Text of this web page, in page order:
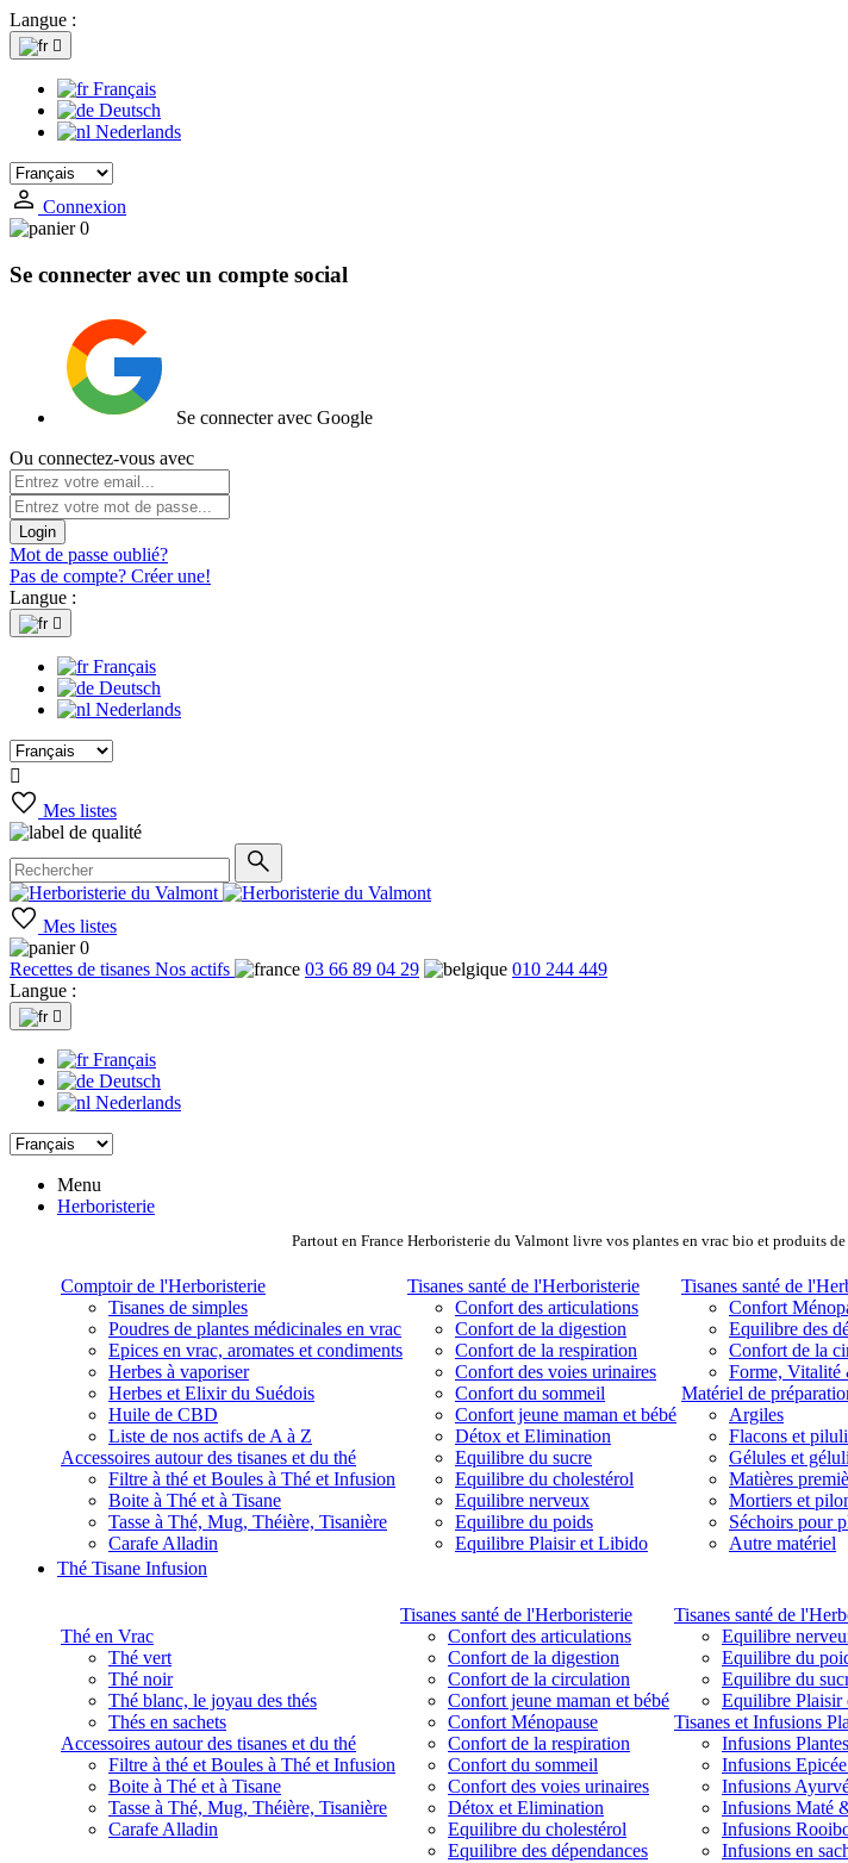
Langue :

Français
Deutsch
Nederlands
Connexion
0
Se connecter avec un compte social
Se connecter avec Google
Ou connectez-vous avec
Login
Mot de passe oublié?
Pas de compte? Créer une!
Langue :

Français
Deutsch
Nederlands

Mes listes
Mes listes
0
Recettes de tisanes Nos actifs 03 66 89 04 29
010 244 449
Langue :

Français
Deutsch
Nederlands
Menu
Herboristerie
Partout en France Herboristerie du Valmont livre vos plantes en vrac bio et produits
Comptoir de l'Herboristerie
Tisanes de simples
Poudres de plantes médicinales en vrac
Epices en vrac, aromates et condiments
Herbes à vaporiser
Herbes et Elixir du Suédois
Huile de CBD
Liste de nos actifs de A à Z
Accessoires autour des tisanes et du thé
Filtre à thé et Boules à Thé et Infusion
Boite à Thé et à Tisane
Tasse à Thé, Mug, Théière, Tisanière
Carafe Alladin
Tisanes santé de l'Herboristerie
Confort des articulations
Confort de la digestion
Confort de la respiration
Confort des voies urinaires
Confort du sommeil
Confort jeune maman et bébé
Détox et Elimination
Equilibre du sucre
Equilibre du cholestérol
Equilibre nerveux
Equilibre du poids
Equilibre Plaisir et Libido
Tisanes santé de
Confort
Equilibre des
Confort de la
Forme, Vitalité
Matériel de
Argiles
Flacons et
Gélules et
Matières
Mortiers et
Séchoirs pour
Autre matériel
Thé Tisane Infusion
Thé en Vrac
Thé vert
Thé noir
Thé blanc, le joyau des thés
Thés en sachets
Accessoires autour des tisanes et du thé
Filtre à thé et Boules à Thé et Infusion
Boite à Thé et à Tisane
Tasse à Thé, Mug, Théière, Tisanière
Carafe Alladin
Tisanes santé de l'Herboristerie
Confort des articulations
Confort de la digestion
Confort de la circulation
Confort jeune maman et bébé
Confort Ménopause
Confort de la respiration
Confort du sommeil
Confort des voies urinaires
Détox et Elimination
Equilibre du cholestérol
Equilibre des dépendances
Tisanes santé de
Equilibre
Equilibre du
Equilibre du
Equilibre Plaisir
Tisanes et Infusions
Infusions
Infusions
Infusions
Infusions Maté
Infusions
Infusions en